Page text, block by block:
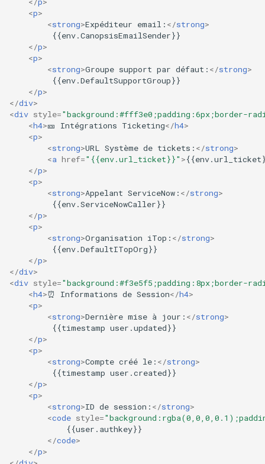
<p>
<strong>Expéditeur email: </strong>
         {{env.CanopsisEmailSender}}
</p>
<p>
<strong>Groupe support par défaut: </strong>
         {{env.DefaultSupportGroup}}
</p>
</div>
<div style="background:#fff3e0;padding:6px;border-
<h4>🎫 Intégrations Ticketing</h4>
<p>
<strong>URL Système de tickets: </strong>
<a href="{{env.url_ticket}}" >
</p>
<p>
<strong>Appelant ServiceNow: </strong>
         {{env.ServiceNowCaller}}
</p>
<p>
<strong>Organisation iTop: </strong>
         {{env.DefaultITopOrg}}
</p>
</div>
<div style="background:#f3e5f5;padding:8px;border-
<h4>⏰ Informations de Session</h4>
<p>
<strong>Dernière mise à jour: </strong>
         {{timestamp user.updated}}
</p>
<p>
<strong>Compte créé le: </strong>
         {{timestamp user.created}}
</p>
<p>
<strong>ID de session: </strong>
<code style=
            {{user.authkey}}
</code>
</p>